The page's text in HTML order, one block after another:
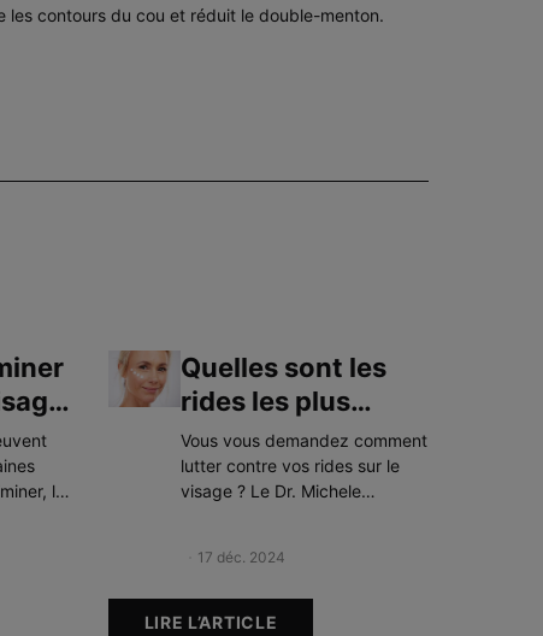
contours du cou et réduit le double-menton.
?
le
Quelles sont les
rides les plus
courantes et
comment les
corriger ?
Vous vous demandez comment
lutter contre vos rides sur le
visage ? Le Dr. Michele
York, vous explique tout sur les
comment les prévenir et vers
Creation Date:
17 déc. 2024
Update Date:
LIRE L’ARTICLE